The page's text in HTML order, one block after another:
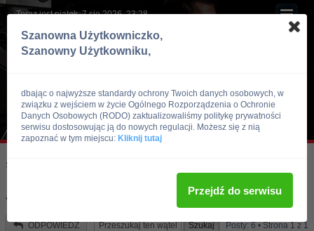
Teraz jest piątek, 7 sie 2026, 23:28
Skocz do:
Joga na wkacje
ODPOWIEDZ Posty: 6 • Strona 1 z 1
Szanowna Użytkowniczko,
Szanowny Użytkowniku,
dbając o najwyższe standardy ochrony Twoich danych osobowych, w
związku z wejściem w życie Ogólnego Rozporządzenia o Ochronie
Danych Osobowych (RODO) zaktualizowaliśmy politykę prywatności
serwisu dostosowując ją do nowych regulacji. Możesz się z nią
zapoznać w tym miejscu: Kliknij tutaj
Przejdź do serwisu